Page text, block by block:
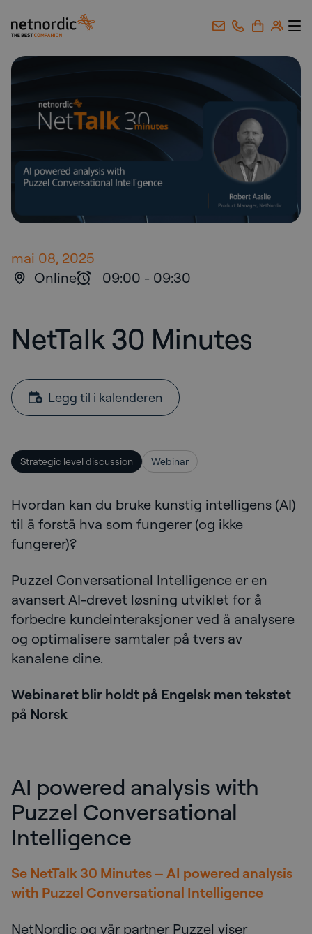
NetNordic Norway
mai 08, 2025
Online
09:00 - 09:30
NetTalk 30 Minutes
Legg til i kalenderen
Strategic level discussion Webinar
Hvordan kan du bruke kunstig intelligens (AI)
til å forstå hva som fungerer (og ikke
fungerer)?
Puzzel Conversational Intelligence er en
avansert AI-drevet løsning utviklet for å
forbedre kundeinteraksjoner ved å analysere
og optimalisere samtaler på tvers av
kanalene dine.
Webinaret blir holdt på Engelsk men tekstet
på Norsk
AI powered analysis with
Puzzel Conversational
Intelligence
Se NetTalk 30 Minutes – AI powered analysis
with Puzzel Conversational Intelligence
NetNordic og vår partner Puzzel viser